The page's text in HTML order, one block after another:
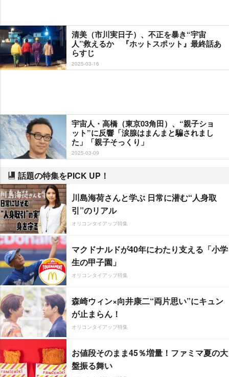
清美（市川実日子）、不正を暴き“宇宙
人”救えるか 『ホットスポット』最終話あ
らすじ
2025-03-16
宇宙人・高橋（東京03角田）、“親子ショ
ット”に反響「涙腺はまんまと騙されまし
た」「親子そっくり」
2025-03-09
話題の特集をPICK UP！
川島海荷さんと学ぶ 日常に潜む“人身取
引”のリアル
オリコンタイアップ特集
マクドナルドが40年にわたり支える「小学
生の甲子園」
オリコンタイアップ特集
森崎ウィン×向井康二“両片思い”にキュン
が止まらん！
オリコンタイアップ特集
お値段そのまま45％増量！ファミマ夏の大
盤振る舞い